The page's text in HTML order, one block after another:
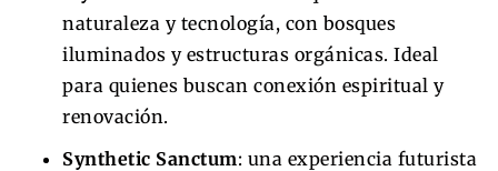
naturaleza y tecnología, con bosques
iluminados y estructuras orgánicas. Ideal
para quienes buscan conexión espiritual y
renovación.
Synthetic Sanctum: una experiencia futurista